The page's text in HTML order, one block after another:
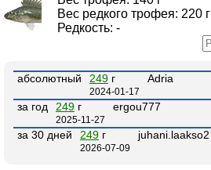
Вес редкого трофея: 220 г
Редкость: -
абсолютный 249 г
2024-01-17
Adria
за год 249 г
2025-11-27
ergou777
за 30 дней 249 г
2026-07-09
juhani.laakso2